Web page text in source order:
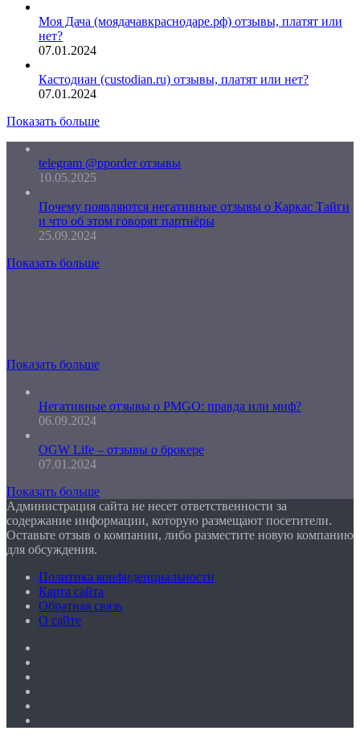
Моя Дача (моядачавкраснодаре.рф) отзывы, платят или
нет?
07.01.2024
Кастодиан (custodian.ru) отзывы, платят или нет?
07.01.2024
Показать больше
telegram @pporder отзывы
10.05.2025
Почему появляются негативные отзывы о Каркас Тайги
и что об этом говорят партнёры
25.09.2024
Показать больше
Показать больше
Негативные отзывы о PMGO: правда или миф?
06.09.2024
OGW Life – отзывы о брокере
07.01.2024
Показать больше
Администрация сайта не несет ответственности за
содержание информации, которую размещают посетители.
Оставьте отзыв о компании, либо разместите новую компанию
для обсуждения.
Политика конфиденциальности
Карта сайта
Обратная связь
О сайте